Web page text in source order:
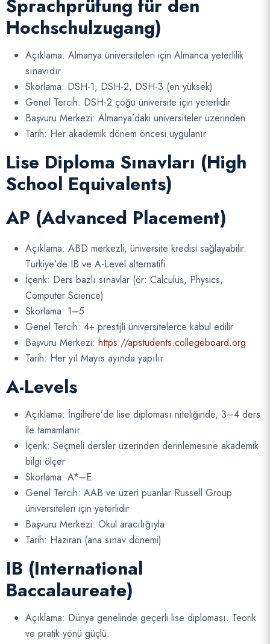
Sprachprüfung für den
Hochschulzugang)
Açıklama: Almanya üniversiteleri için Almanca yeterlilik
sınavıdır.
Skorlama: DSH-1, DSH-2, DSH-3 (en yüksek)
Genel Tercih: DSH-2 çoğu üniversite için yeterlidir
Başvuru Merkezi: Almanya’daki üniversiteler üzerinden
Tarih: Her akademik dönem öncesi uygulanır
Lise Diploma Sınavları (High
School Equivalents)
AP (Advanced Placement)
Açıklama: ABD merkezli, üniversite kredisi sağlayabilir.
Türkiye’de IB ve A-Level alternatifi.
İçerik: Ders bazlı sınavlar (ör: Calculus, Physics,
Computer Science)
Skorlama: 1–5
Genel Tercih: 4+ prestijli üniversitelerce kabul edilir
Başvuru Merkezi: https://apstudents.collegeboard.org
Tarih: Her yıl Mayıs ayında yapılır
A-Levels
Açıklama: İngiltere’de lise diploması niteliğinde, 3–4 ders
ile tamamlanır.
İçerik: Seçmeli dersler üzerinden derinlemesine akademik
bilgi ölçer
Skorlama: A*–E
Genel Tercih: AAB ve üzeri puanlar Russell Group
üniversiteleri için yeterlidir
Başvuru Merkezi: Okul aracılığıyla
Tarih: Haziran (ana sınav dönemi)
IB (International
Baccalaureate)
Açıklama: Dünya genelinde geçerli lise diploması. Teorik
ve pratik yönü güçlü.